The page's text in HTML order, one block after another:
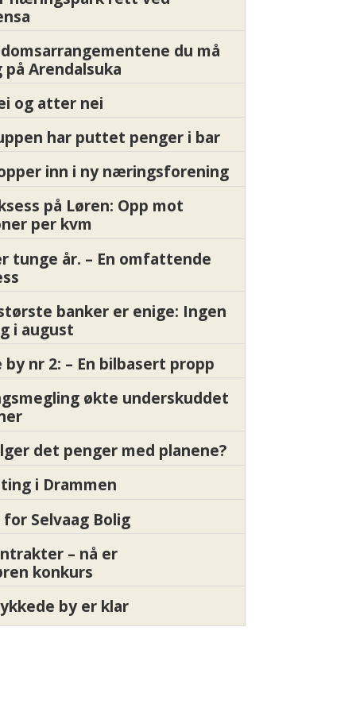
du må
Arendalsuka
og atter nei
har puttet penger i bar
inn i ny næringsforening
på Løren: Opp mot
per kvm
tunge år. – En omfattende
banker er enige: Ingen
i august
nr 2: – En bilbasert propp
økte underskuddet
det penger med planene?
i Drammen
for Selvaag Bolig
– nå er
konkurs
by er klar